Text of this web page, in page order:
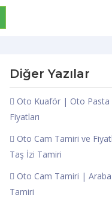
Diğer Yazılar
Oto Kuaför | Oto Pasta
Fiyatları
Oto Cam Tamiri ve
Taş İzi Tamiri
Oto Cam Tamiri | Araba
Tamiri